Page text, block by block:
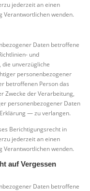
jederzeit an einen
Verantwortlichen wenden.
Daten betroffene
und
die unverzügliche
personenbezogener
betroffenen Person das
Zwecke der Verarbeitung,
personenbezogener Daten
— zu verlangen.
Berichtigungsrecht in
jederzeit an einen
Verantwortlichen wenden.
auf Vergessen
Daten betroffene